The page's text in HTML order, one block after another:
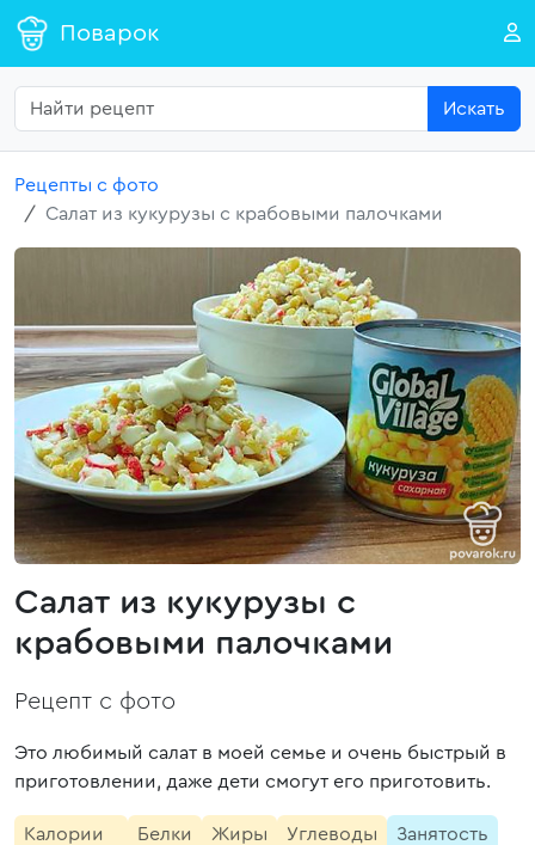
Поварок
Искать
Рецепты с фото
Салат из кукурузы с крабовыми палочками
Салат из кукурузы с
крабовыми палочками
Рецепт с фото
Это любимый салат в моей семье и очень быстрый в
приготовлении, даже дети смогут его приготовить.
Калории
Белки
Жиры
Углеводы
Занятость